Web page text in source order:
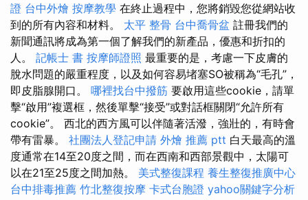
證 台中外燴 按摩教學 在終止過程中，您將銷毀您從網站收
到的所有內容和材料。 太平 整骨 台中喬骨盆 註冊我們的
新聞通訊將成為第一個了解我們的新產品，優惠和折扣的
人。 記帳士 書 按摩師證照 最重要的是，考慮一下皮膚的
脫水問題的嚴重程度，以及如何容易堵塞SO被稱為“毛孔”，
即皮脂腺開口。 哪裡找台中撥筋 要啟用這些cookie，請單
擊“啟用”複選框，然後單擊“接受”或對話框關閉“允許所有
cookie”。 西北的西方風可以伴隨著活潑，強壯的，有時會
帶有雷暴。 社團法人登記申請 外燴 推薦 ptt 白天最高的溫
度通常在14至20度之間，而在西南和西部景觀中，太陽可
以在21至25度之間加熱。 美式整復課程 養生整復推廣中心
台中排毒推薦 竹北整復按摩 卡式台胞證 yahoo關鍵字分析